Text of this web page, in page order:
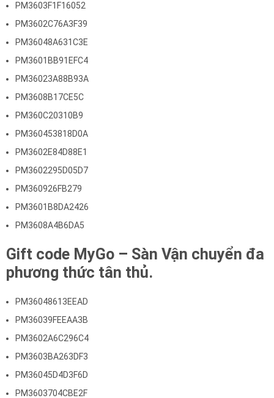
PM3603F1F16052
PM3602C76A3F39
PM36048A631C3E
PM3601BB91EFC4
PM36023A88B93A
PM3608B17CE5C
PM360C20310B9
PM360453818D0A
PM3602E84D88E1
PM3602295D05D7
PM360926FB279
PM3601B8DA2426
PM3608A4B6DA5
Gift code MyGo – Sàn Vận chuyển đa
phương thức tân thủ.
PM36048613EEAD
PM36039FEEAA3B
PM3602A6C296C4
PM3603BA263DF3
PM36045D4D3F6D
PM3603704CBE2F